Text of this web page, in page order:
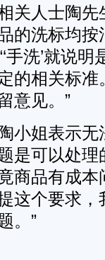
人士陶先
的洗标均
洗’就说明
的相关标
意见。”
姐表示无
是可以处
商品有成
这个要求
。”